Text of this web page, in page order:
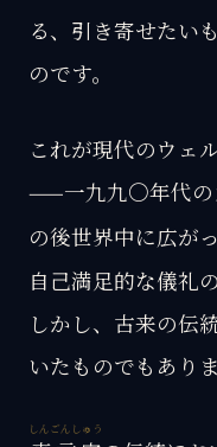
る、引き寄せたい
のです。
これが現代のウェ
——一九九〇年代の
の後世界中に広が
自己満足的な儀礼
しかし、古来の伝
いたものでもあり
しんごんしゅう